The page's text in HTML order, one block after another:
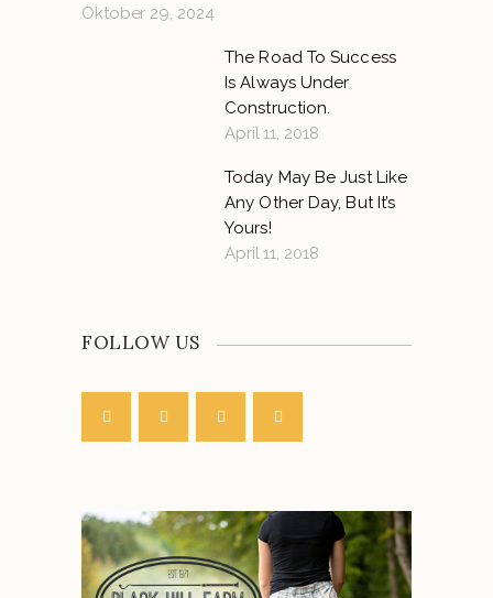
Oktober 29, 2024
The Road To Success
Is Always Under
Construction.
April 11, 2018
Today May Be Just Like
Any Other Day, But It’s
Yours!
April 11, 2018
FOLLOW US